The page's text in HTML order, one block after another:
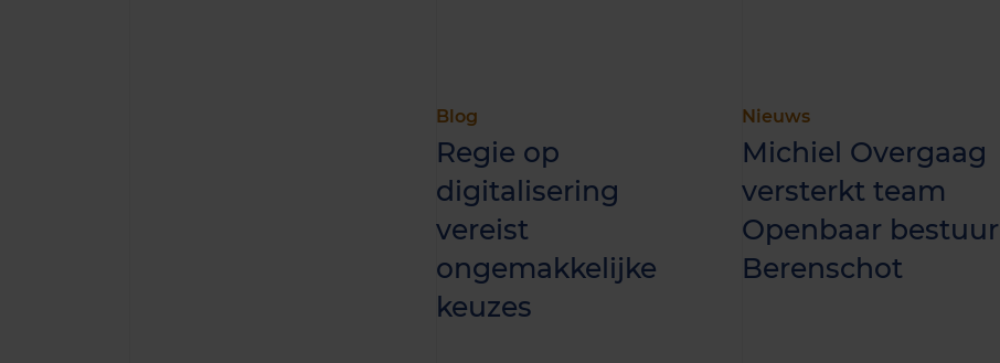
Blog
Regie op
digitalisering
vereist
ongemakkelijke
keuzes
Nieuws
Michiel Overgaag
versterkt team
Openbaar bestuur
Berenschot